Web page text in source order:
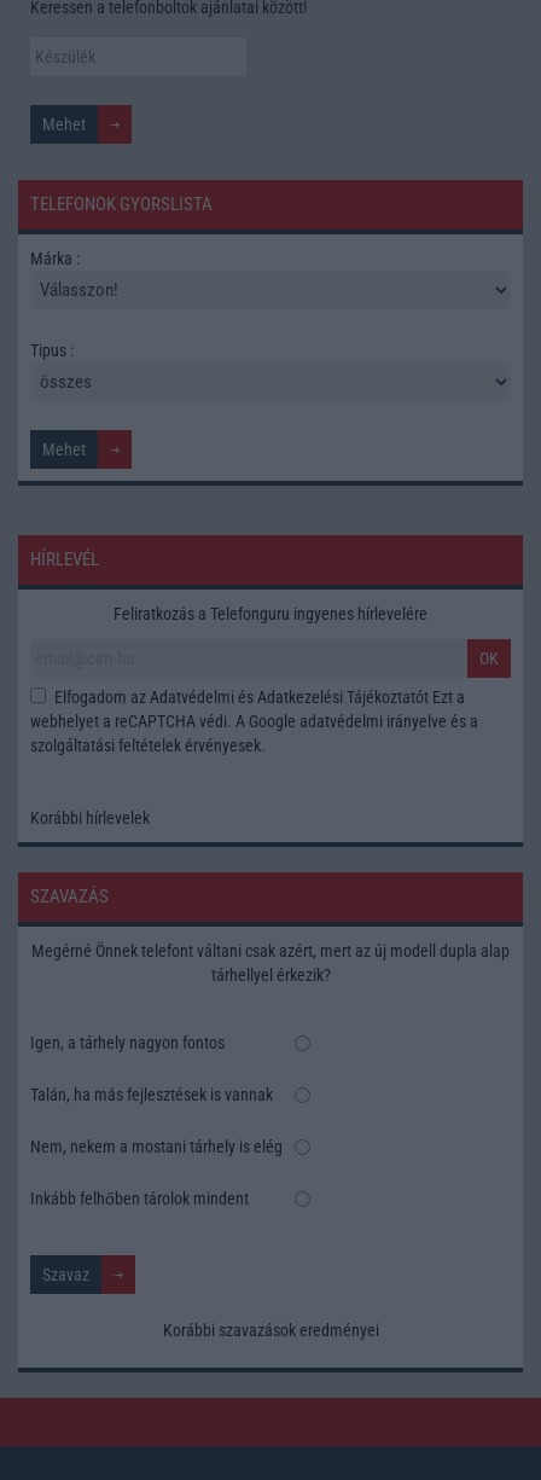
Keressen a telefonboltok ajánlatai között!
TELEFONOK GYORSLISTA
Márka :
Tipus :
HÍRLEVÉL
Feliratkozás a Telefonguru ingyenes hírlevelére
OK
Elfogadom az Adatvédelmi és Adatkezelési Tájékoztatót Ezt a
webhelyet a reCAPTCHA védi. A Google adatvédelmi irányelve és a
szolgáltatási feltételek érvényesek.
Korábbi hírlevelek
SZAVAZÁS
Megérné Önnek telefont váltani csak azért, mert az új modell dupla alap
tárhellyel érkezik?
Igen, a tárhely nagyon fontos
Talán, ha más fejlesztések is vannak
Nem, nekem a mostani tárhely is elég
Inkább felhőben tárolok mindent
Korábbi szavazások eredményei